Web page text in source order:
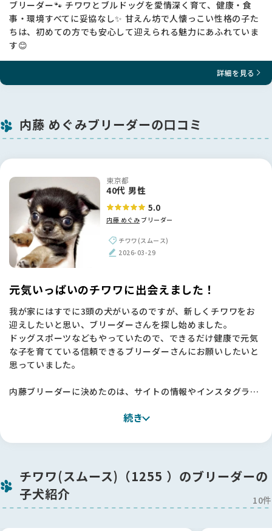
ブリーダー🐾 チワワとブルドッグを愛情深く育て、健康・食
事・環境すべてに妥協なし✨ 甘えん坊で人懐っこい性格の子た
ちは、初めての方でも安心して迎えられる魅力にあふれていま
す😊
詳細を見る
内藤 めぐみブリーダーの口コミ
東京都
40代 男性
5.0
内藤 めぐみ ブリーダー
チワワ(スムース)
2026-03-29
元気いっぱいのチワワに出会えました！
我が家にはすでに3頭の犬がいるのですが、新しくチワワをお
迎えしたいと思い、ブリーダーさんを探し始めました。
ドッグスポーツなどもやっていたので、できるだけ健康で元気
な子を育てている信頼できるブリーダーさんにお願いしたいと
思っていました。
内藤ブリーダーに決めたのは、サイトの情報やインスタグラム
実際にお会いしてみると、本当に丁寧にブリーディングをされ
そして犬を心から大事にされているのが伝わってきて、安心し
お迎えした子はすごく元気で、毎日楽しく過ごしています ✨
本当にありがとうございました！
続き
チワワ(スムース)（1255 ）のブリーダーの
子犬紹介
10件